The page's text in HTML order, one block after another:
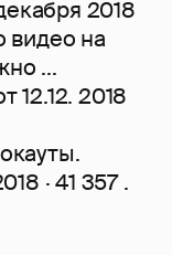
2018
видео на
...
12.12. 2018
· 41 357 .